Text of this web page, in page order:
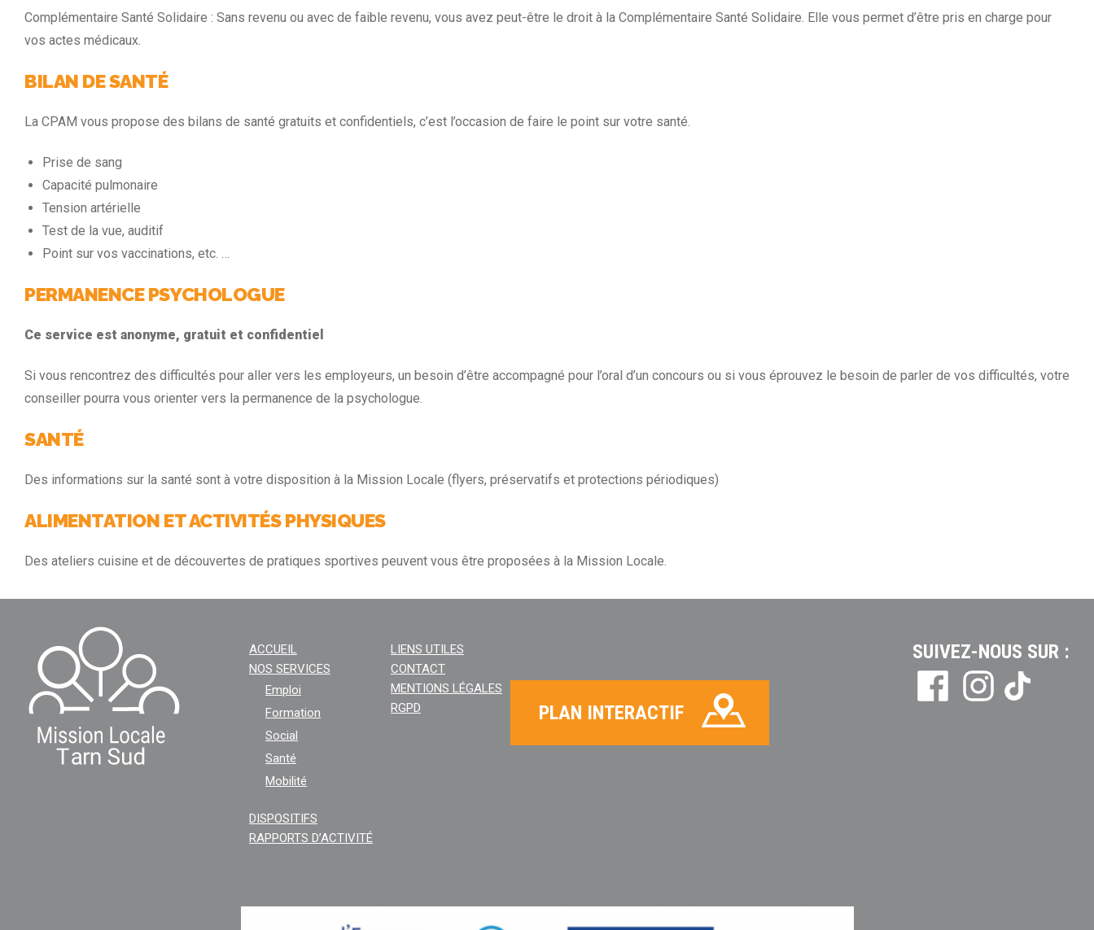
Complémentaire Santé Solidaire : Sans revenu ou avec de faible revenu, vous avez peut-être le droit à la Complémentaire Santé Solidaire. Elle vous permet d’être pris en charge pour
vos actes médicaux.
BILAN DE SANTÉ
La CPAM vous propose des bilans de santé gratuits et confidentiels, c’est l’occasion de faire le point sur votre santé.
Prise de sang
Capacité pulmonaire
Tension artérielle
Test de la vue, auditif
Point sur vos vaccinations, etc. …
PERMANENCE PSYCHOLOGUE
Ce service est anonyme, gratuit et confidentiel
Si vous rencontrez des difficultés pour aller vers les employeurs, un besoin d’être accompagné pour l’oral d’un concours ou si vous éprouvez le besoin de parler de vos difficultés, votre
conseiller pourra vous orienter vers la permanence de la psychologue.
SANTÉ
Des informations sur la santé sont à votre disposition à la Mission Locale (flyers, préservatifs et protections périodiques)
ALIMENTATION ET ACTIVITÉS PHYSIQUES
Des ateliers cuisine et de découvertes de pratiques sportives peuvent vous être proposées à la Mission Locale.
ACCUEIL
NOS SERVICES
Emploi
Formation
Social
Santé
Mobilité
DISPOSITIFS
RAPPORTS D’ACTIVITÉ
LIENS UTILES
CONTACT
MENTIONS LÉGALES
RGPD
PLAN INTERACTIF
SUIVEZ-NOUS SUR :
Tiktok